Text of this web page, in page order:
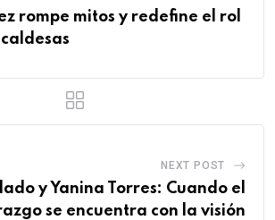
rompe mitos y redefine el rol
NEXT POST
y Yanina Torres: Cuando el
se encuentra con la visión